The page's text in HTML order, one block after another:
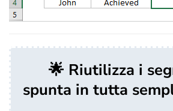
🌟 Riutilizza i
spunta in tutta